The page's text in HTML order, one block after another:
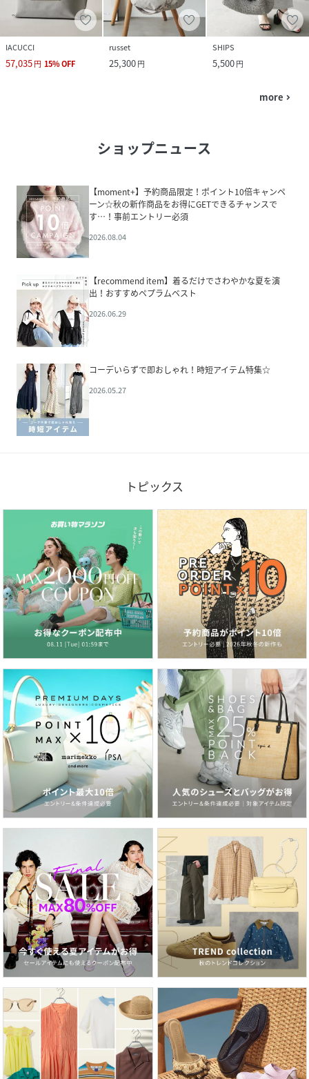
IACUCCI
57,035円 15%OFF
russet
25,300円
SHIPS
5,500円
more navigate_next
ショップニュース
【moment+】予約商品限定！ポイント10倍キャンペ
ーン☆秋の新作商品をお得にGETできるチャンスで
す…！事前エントリー必須
2026.08.04
【recommend item】着るだけでさわやかな夏を演
出！おすすめペプラムベスト
2026.06.29
コーデいらずで即おしゃれ！時短アイテム特集☆
2026.05.27
トピックス